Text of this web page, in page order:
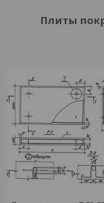
Плиты